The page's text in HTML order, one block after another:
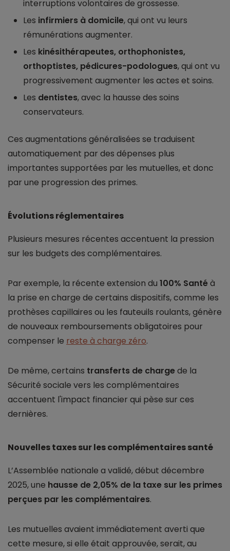
interruptions volontaires de grossesse.
Les infirmiers à domicile, qui ont vu leurs
rémunérations augmenter.
Les kinésithérapeutes, orthophonistes,
orthoptistes, pédicures-podologues, qui ont vu
progressivement augmenter les actes et soins.
Les dentistes, avec la hausse des soins
conservateurs.
Ces augmentations généralisées se traduisent
automatiquement par des dépenses plus
importantes supportées par les mutuelles, et donc
par une progression des primes.
Évolutions réglementaires
Plusieurs mesures récentes accentuent la pression
sur les budgets des complémentaires.
Par exemple, la récente extension du 100% Santéà
la prise en charge de certains dispositifs, comme les
prothèses capillaires ou les fauteuils roulants, génère
de nouveaux remboursements obligatoires pour
compenser le reste à charge zéro.
De même, certains transferts de chargede la
Sécurité sociale vers les complémentaires
accentuent l'impact financier qui pèse sur ces
dernières.
Nouvelles taxes sur les complémentaires santé
L’Assemblée nationale a validé, début décembre
2025, une hausse de 2,05% de la taxe sur les primes
perçues par les complémentaires.
Les mutuelles avaient immédiatement averti que
cette mesure, si elle était approuvée, serait, au